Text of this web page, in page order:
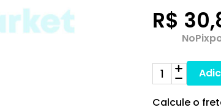
R$
NoPix
Calcule o